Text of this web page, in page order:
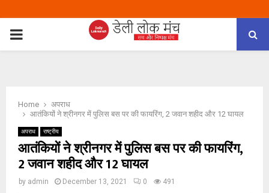
PRIMARY
Home
अपराध
आतंकियों ने श्रीनगर में पुलिस बस पर की फायरिंग, 2 जवान शहीद और 12 घायल
अपराध राष्ट्रीय
आतंकियों ने श्रीनगर में पुलिस बस पर की फायरिंग,
2 जवान शहीद और 12 घायल
by admin December 13, 2021 0 491